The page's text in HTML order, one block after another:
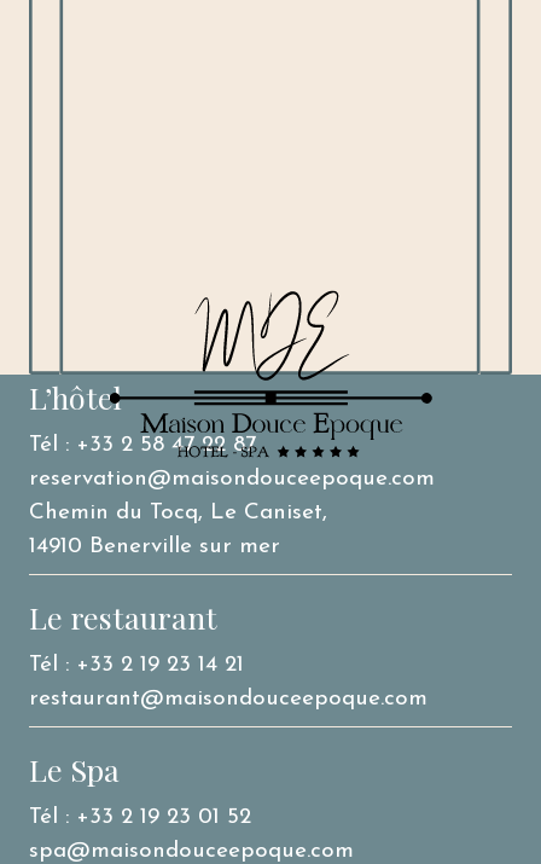
L’hôtel
Tél : +33 2 58 47 22 87
reservation@maisondouceepoque.com
Chemin du Tocq, Le Caniset,
14910 Benerville sur mer
Le restaurant
Tél : +33 2 19 23 14 21
restaurant@maisondouceepoque.com
Le Spa
Tél : +33 2 19 23 01 52
spa@maisondouceepoque.com